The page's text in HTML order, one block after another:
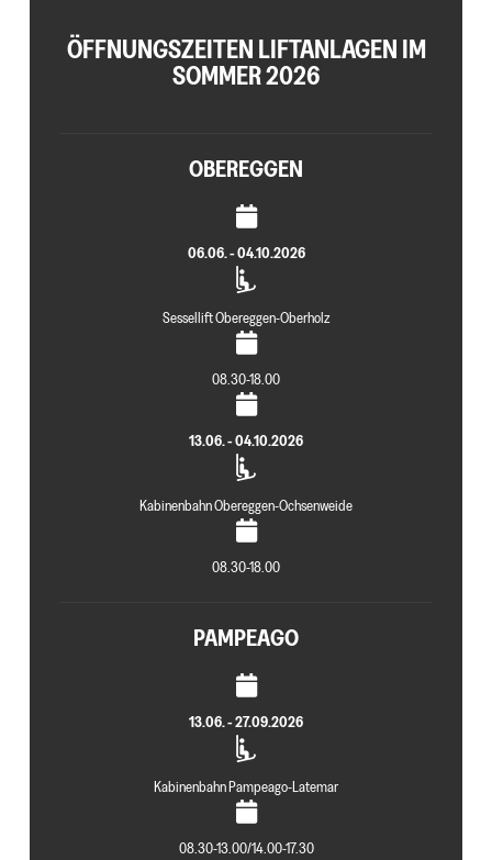
ÖFFNUNGSZEITEN LIFTANLAGEN IM
SOMMER 2026
OBEREGGEN
06.06. - 04.10.2026
Sessellift Obereggen-Oberholz
08.30-18.00
13.06. - 04.10.2026
Kabinenbahn Obereggen-Ochsenweide
08.30-18.00
PAMPEAGO
13.06. - 27.09.2026
Kabinenbahn Pampeago-Latemar
08.30-13.00/14.00-17.30